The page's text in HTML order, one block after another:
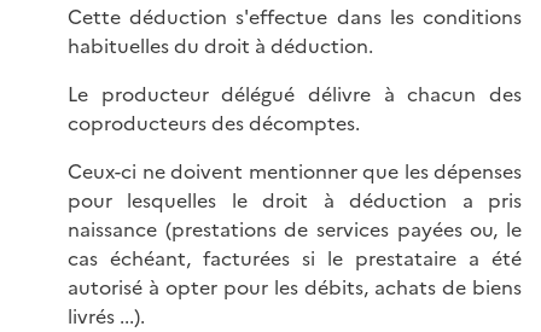
Cette déduction s'effectue dans les conditions
habituelles du droit à déduction.
Le producteur délégué délivre à chacun des
coproducteurs des décomptes.
Ceux-ci ne doivent mentionner que les dépenses
pour lesquelles le droit à déduction a pris
naissance (prestations de services payées ou, le
cas échéant, facturées si le prestataire a été
autorisé à opter pour les débits, achats de biens
livrés ...).